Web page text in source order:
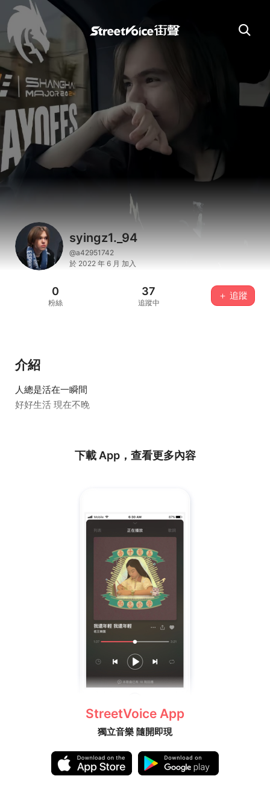
syingz1._94
@a42951742
於 2022 年 6 月 加入
0
粉絲
37
追蹤中
＋ 追蹤
介紹
人總是活在一瞬間
好好生活 現在不晚
下載 App，查看更多內容
StreetVoice App
獨立音樂 隨開即現